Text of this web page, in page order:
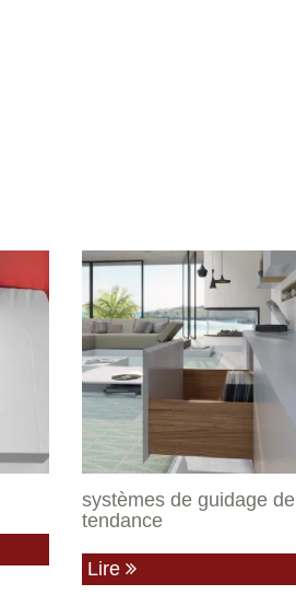
systèmes de guidage de
tendance
Lire